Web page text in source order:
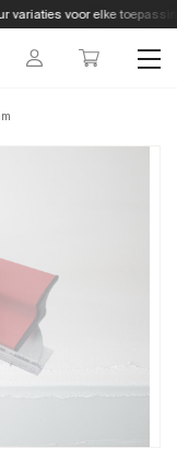
voor elke toepassing